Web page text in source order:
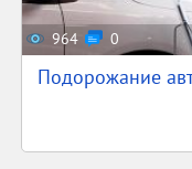
964 0
Подорожание